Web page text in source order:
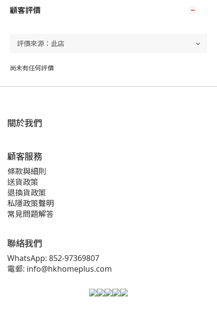
顧客評價
尚未有任何評價
關於我們
顧客服務
條款與細則
送貨政策
退換貨政策
私隱政策聲明
常見問題解答
聯絡我們
WhatsApp: 852-97369807
電郵: info@hkhomeplus.com